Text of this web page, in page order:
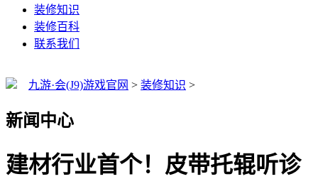
装修知识
装修百科
联系我们
九游·会(J9)游戏官网 > 装修知识 >
新闻中心
建材行业首个！皮带托辊听诊